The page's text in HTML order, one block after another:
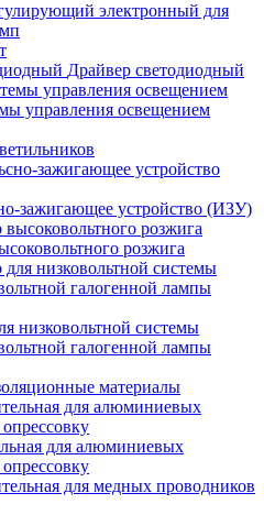
электронный для
Драйвер светодиодный
управления освещением
зажигающее устройство (ИЗУ)
розжига
низковольтной системы
галогенной лампы
материалы
для алюминиевых